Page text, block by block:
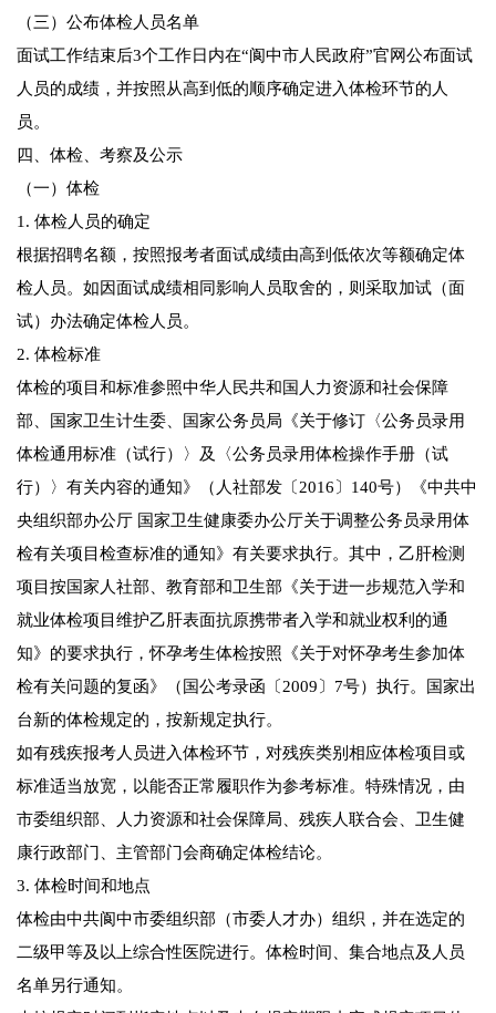
（三）公布体检人员名单
面试工作结束后3个工作日内在“阆中市人民政府”官网公布面试
人员的成绩，并按照从高到低的顺序确定进入体检环节的人
员。
四、体检、考察及公示
（一）体检
1. 体检人员的确定
根据招聘名额，按照报考者面试成绩由高到低依次等额确定体
检人员。如因面试成绩相同影响人员取舍的，则采取加试（面
试）办法确定体检人员。
2. 体检标准
体检的项目和标准参照中华人民共和国人力资源和社会保障
部、国家卫生计生委、国家公务员局《关于修订〈公务员录用
体检通用标准（试行）〉及〈公务员录用体检操作手册（试
行）〉有关内容的通知》（人社部发〔2016〕140号）《中共中
央组织部办公厅 国家卫生健康委办公厅关于调整公务员录用体
检有关项目检查标准的通知》有关要求执行。其中，乙肝检测
项目按国家人社部、教育部和卫生部《关于进一步规范入学和
就业体检项目维护乙肝表面抗原携带者入学和就业权利的通
知》的要求执行，怀孕考生体检按照《关于对怀孕考生参加体
检有关问题的复函》（国公考录函〔2009〕7号）执行。国家出
台新的体检规定的，按新规定执行。
如有残疾报考人员进入体检环节，对残疾类别相应体检项目或
标准适当放宽，以能否正常履职作为参考标准。特殊情况，由
市委组织部、人力资源和社会保障局、残疾人联合会、卫生健
康行政部门、主管部门会商确定体检结论。
3. 体检时间和地点
体检由中共阆中市委组织部（市委人才办）组织，并在选定的
二级甲等及以上综合性医院进行。体检时间、集合地点及人员
名单另行通知。